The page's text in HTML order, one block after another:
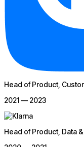
Правильным
который
обратную
Развитием
Head of Product,
2021 — 2023
Head of Product, Data